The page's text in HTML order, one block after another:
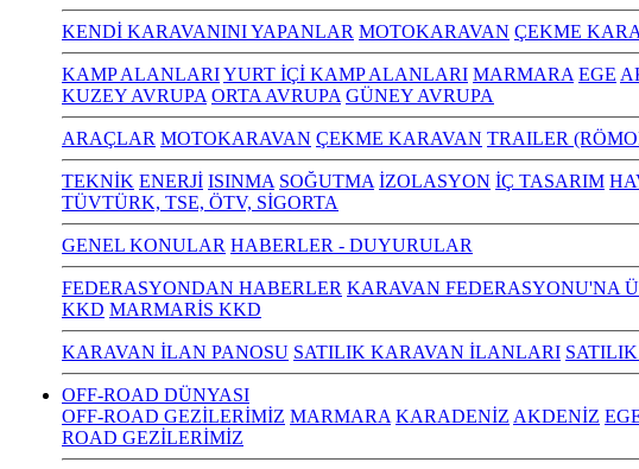
KENDİ KARAVANINI YAPANLAR MOTOKARAVAN ÇEKME
KAMP ALANLARIYURT İÇİ KAMP ALANLARI MARMARA EGE
KUZEY AVRUPA ORTA AVRUPA GÜNEY AVRUPA
ARAÇLAR MOTOKARAVAN ÇEKME KARAVAN TRAILER
TEKNİK ENERJİ ISINMA SOĞUTMA İZOLASYON İÇ TASARIM
TÜVTÜRK, TSE, ÖTV, SİGORTA
GENEL KONULAR HABERLER - DUYURULAR
FEDERASYONDAN HABERLER KARAVAN FEDERASYONU'NA
KKD MARMARİS KKD
KARAVAN İLAN PANOSU SATILIK KARAVAN İLANLARI
OFF-ROAD DÜNYASI
OFF-ROAD GEZİLERİMİZ MARMARA KARADENİZ AKDENİZ
ROAD GEZİLERİMİZ